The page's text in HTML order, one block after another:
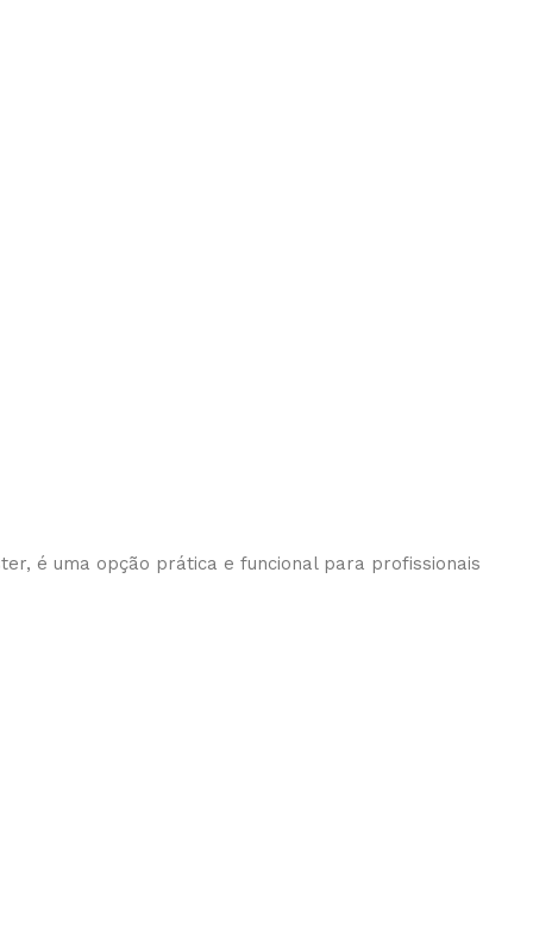
é uma opção prática e funcional para profissionais